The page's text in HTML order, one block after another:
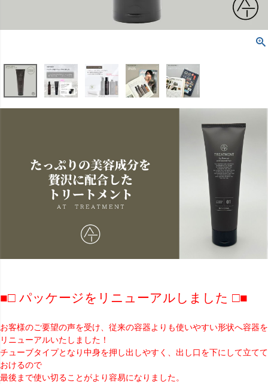
■□ パッケージをリニューアルしました □■
お客様のご要望の声を受け、従来の容器よりも使いやすい形状へ容器を
リニューアルいたしました！
チューブタイプとなり中身を押し出しやすく、出し口を下にして立てて
おけるので
最後まで使い切ることがより容易になりました。